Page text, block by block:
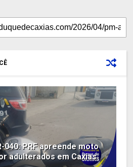
040: PRF apreende moto
adulterados em Caxias